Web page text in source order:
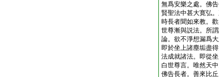
無爲安樂之處。佛
賢聖法中甚大寛弘
時長者聞如來教。
世尊漸與説法。所
論。欲不淨想漏爲
即於坐上諸塵垢盡
法成就諸法。即從
白世尊言。唯然天
佛告長者。善來比